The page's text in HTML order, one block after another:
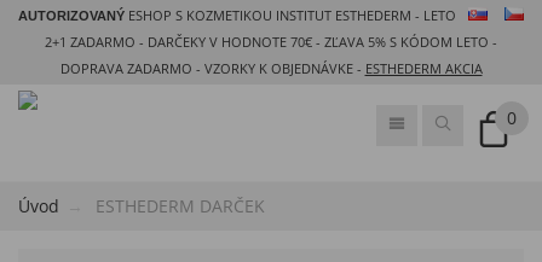
AUTORIZOVANÝ ESHOP S KOZMETIKOU INSTITUT ESTHEDERM - LETO
2+1 ZADARMO - DARČEKY V HODNOTE 70€ - ZĽAVA 5% S KÓDOM LETO -
DOPRAVA ZADARMO - VZORKY K OBJEDNÁVKE - ESTHEDERM AKCIA
0
Úvod ESTHEDERM DARČEK